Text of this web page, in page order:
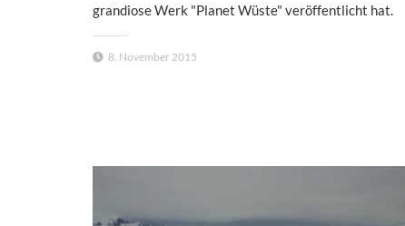
grandiose Werk "Planet Wüste" veröffentlicht hat.
8. November 2015